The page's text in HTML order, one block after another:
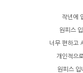
작년에
원피스
너무 편하고
개인적으
원피스 입